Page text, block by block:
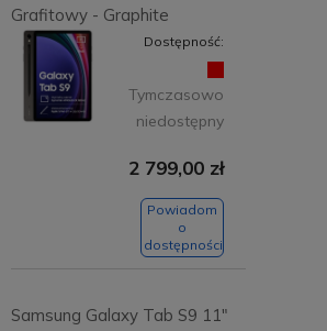
Grafitowy - Graphite
Dostępność:
Tymczasowo
niedostępny
2 799,00 zł
Powiadom
o
dostępności
Samsung Galaxy Tab S9 11"